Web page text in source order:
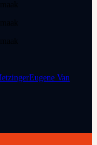
Eugene Van